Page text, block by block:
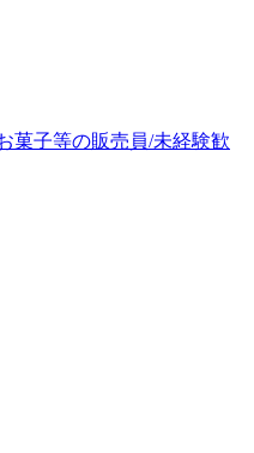
菓子等の販売員/未経験歓